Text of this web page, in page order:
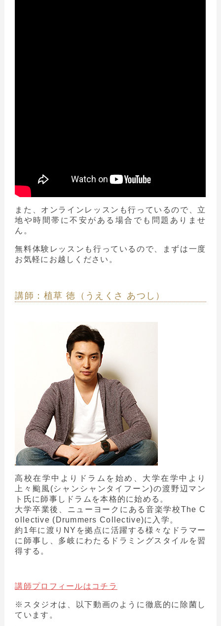
また、オンラインレッスンも行っているので、立
地や時間帯に不安がある場合でも問題ありませ
ん。
無料体験レッスンも行っているので、まずは一度
お気軽にお越しください。
講師：植草 徳（うえくさ あつし）
高校在学中よりドラムを始め、大学在学中より
上々颱風(シャンシャンタイフーン)の渡野辺マン
ト氏に師事しドラムを本格的に始める。
大学卒業後、ニューヨークにある音楽学校The C
ollective (Drummers Collective)に入学。
約1年に渡りNYを拠点に活躍する様々なドラマー
に師事し、多岐にわたるドラミングスタイルを習
得する。
講師プロフィールはコチラ
※スタジオは、以下動画のように徹底的に除菌し
ています。